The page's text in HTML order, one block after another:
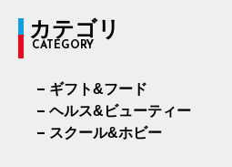
カテゴリ
CATEGORY
ギフト&フード
ヘルス&ビューティー
スクール&ホビー